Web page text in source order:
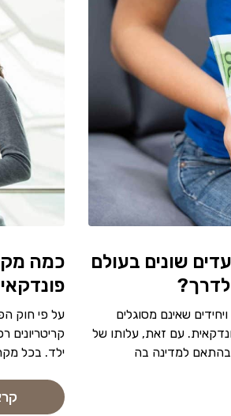
שונים בעולם
לדרך?
שאינם מסוגלים
עם זאת, עלותו של
בהתאם למדינה בה
כמה
על פי חוק
קריטריונים
ילד. בכל